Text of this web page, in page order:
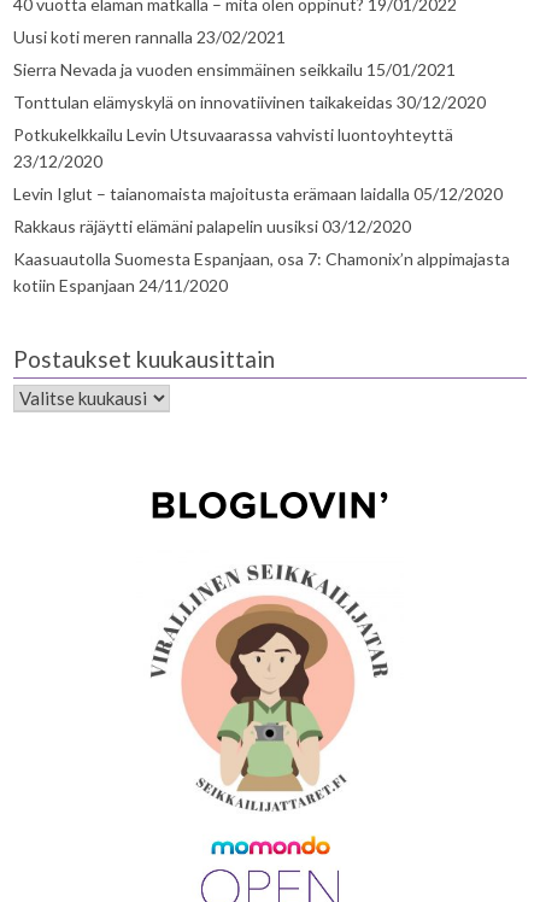
40 vuotta elämän matkalla – mitä olen oppinut? 19/01/2022
Uusi koti meren rannalla 23/02/2021
Sierra Nevada ja vuoden ensimmäinen seikkailu 15/01/2021
Tonttulan elämyskylä on innovatiivinen taikakeidas 30/12/2020
Potkukelkkailu Levin Utsuvaarassa vahvisti luontoyhteyttä
23/12/2020
Levin Iglut – taianomaista majoitusta erämaan laidalla 05/12/2020
Rakkaus räjäytti elämäni palapelin uusiksi03/12/2020
Kaasuautolla Suomesta Espanjaan, osa 7: Chamonix’n alppimajasta
kotiin Espanjaan 24/11/2020
Postaukset kuukausittain